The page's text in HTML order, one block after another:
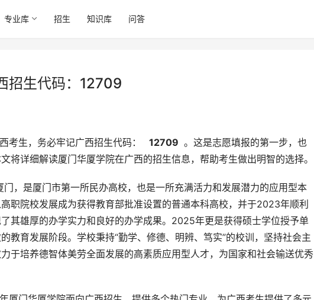
专业库 招生 知识库 问答
招生代码：12709
考生，务必牢记广西招生代码：
  12709
。这是志愿填报的第一步，也
将详细解读厦门华厦学院在广西的招生信息，帮助考生做出明智的选择。
职院校发展成为获得教育部批准设置的普通本科高校，并于2023年顺利
其雄厚的办学实力和良好的办学成果。2025年更是获得硕士学位授予单
教育发展阶段。学校秉持“勤学、修德、明辨、笃实”的校训，坚持社会主
于培养德智体美劳全面发展的高素质应用型人才，为国家和社会输送优秀